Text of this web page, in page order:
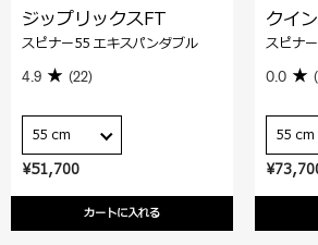
¥51,700
カートに入れる
ジップリックスFT
スピナー55 エキスパンダブル
4.9 (22)
55 cm
クイ
スピナ
0.0
55 cm